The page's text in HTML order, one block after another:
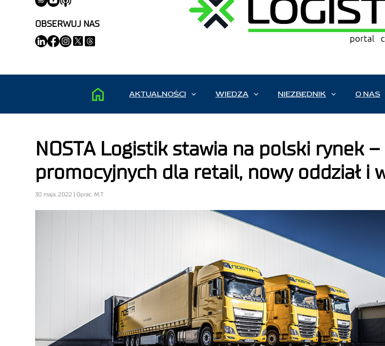
OBSERWUJ NAS
AKTUALNOŚCI WIEDZA NIEZBĘDNIK O NAS
NOSTA Logistik stawia na polski rynek
promocyjnych dla retail, nowy oddział i
30 maja, 2022 | Oprac. M.T.